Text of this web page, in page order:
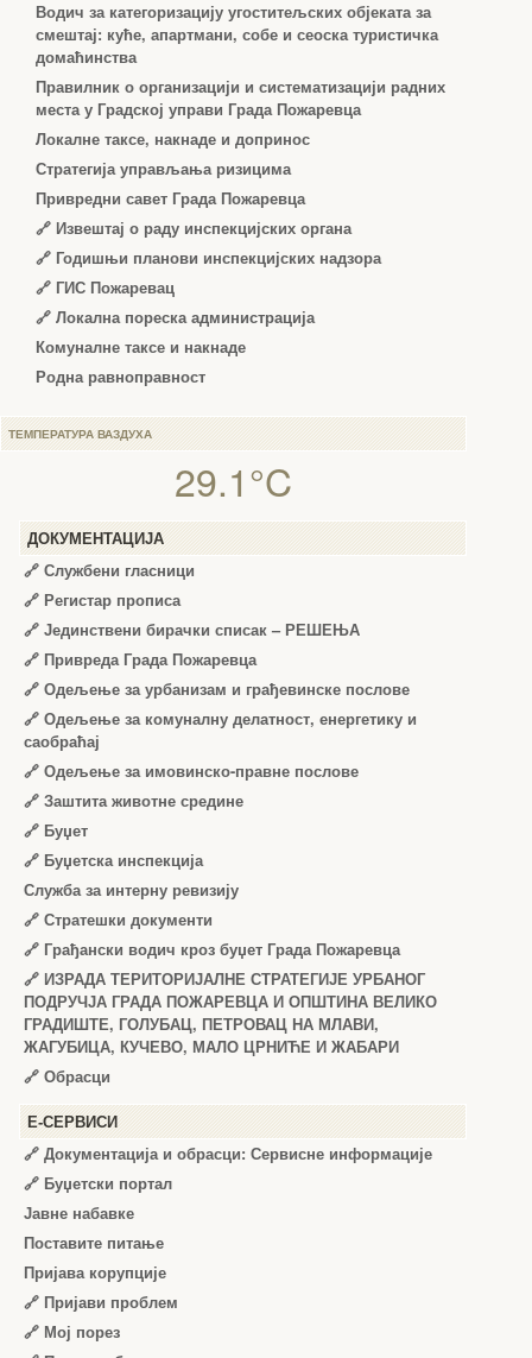
Водич за категоризацију угоститељских објеката за
смештај: куће, апартмани, собе и сеоска туристичка
домаћинства
Правилник о организацији и систематизацији радних
места у Градској управи Града Пожаревца
Локалне таксе, накнаде и допринос
Стратегија управљања ризицима
Привредни савет Града Пожаревца
🔗 Извештај о раду инспекцијских органа
🔗 Годишњи планови инспекцијских надзора
🔗 ГИС Пожаревац
🔗 Локална пореска администрација
Комуналне таксе и накнаде
Родна равноправност
ТЕМПЕРАТУРА ВАЗДУХА
29.1°C
ДОКУМЕНТАЦИЈА
🔗 Службени гласници
🔗 Регистар прописа
🔗 Јединствени бирачки списак – РЕШЕЊА
🔗 Привреда Града Пожаревца
🔗 Одељење за урбанизам и грађевинске послове
🔗 Одељење за комуналну делатност, енергетику и
саобраћај
🔗 Одељење за имовинско-правне послове
🔗 Заштита животне средине
🔗 Буџет
🔗 Буџетска инспекција
Служба за интерну ревизију
🔗 Стратешки документи
🔗 Грађански водич кроз буџет Града Пожаревца
🔗 ИЗРАДА ТЕРИТОРИЈАЛНЕ СТРАТЕГИЈЕ УРБАНОГ
ПОДРУЧЈА ГРАДА ПОЖАРЕВЦА И ОПШТИНА ВЕЛИКО
ГРАДИШТЕ, ГОЛУБАЦ, ПЕТРОВАЦ НА МЛАВИ,
ЖАГУБИЦА, КУЧЕВО, МАЛО ЦРНИЋЕ И ЖАБАРИ
🔗 Обрасци
Е-СЕРВИСИ
🔗 Документација и обрасци: Сервисне информације
🔗 Буџетски портал
Јавне набавке
Поставите питање
Пријава корупције
🔗 Пријави проблем
🔗 Мој порез